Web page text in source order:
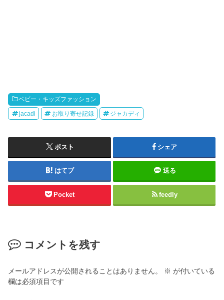
ベビー・キッズファッション
jacadi お取り寄せ記録 ジャカディ
ポスト シェア
はてブ 送る
Pocket feedly
コメントを残す
メールアドレスが公開されることはありません。 ※ が付いている
欄は必須項目です